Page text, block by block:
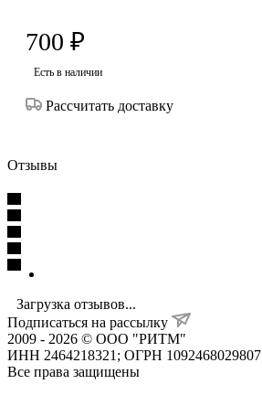
700 ₽
Есть в наличии
Рассчитать доставку
Отзывы
Загрузка отзывов...
Подписаться на рассылку
2009 - 2026 © ООО "РИТМ"
ИНН 2464218321; ОГРН 1092468029807
Все права защищены